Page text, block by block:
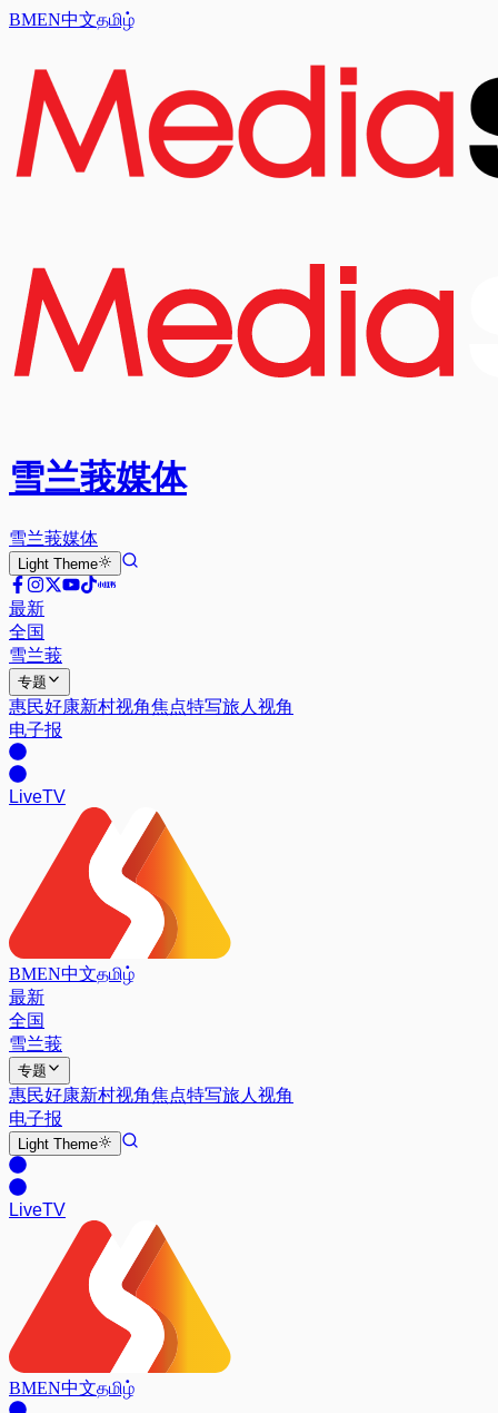
BMEN中文தமிழ்
雪兰莪媒体
雪兰莪媒体
Light Theme
最新
全国
雪兰莪
专题
惠民好康新村视角焦点特写旅人视角
电子报
LiveTV
BMEN中文தமிழ்
最新
全国
雪兰莪
专题
惠民好康新村视角焦点特写旅人视角
电子报
Light Theme
LiveTV
BMEN中文தமிழ்